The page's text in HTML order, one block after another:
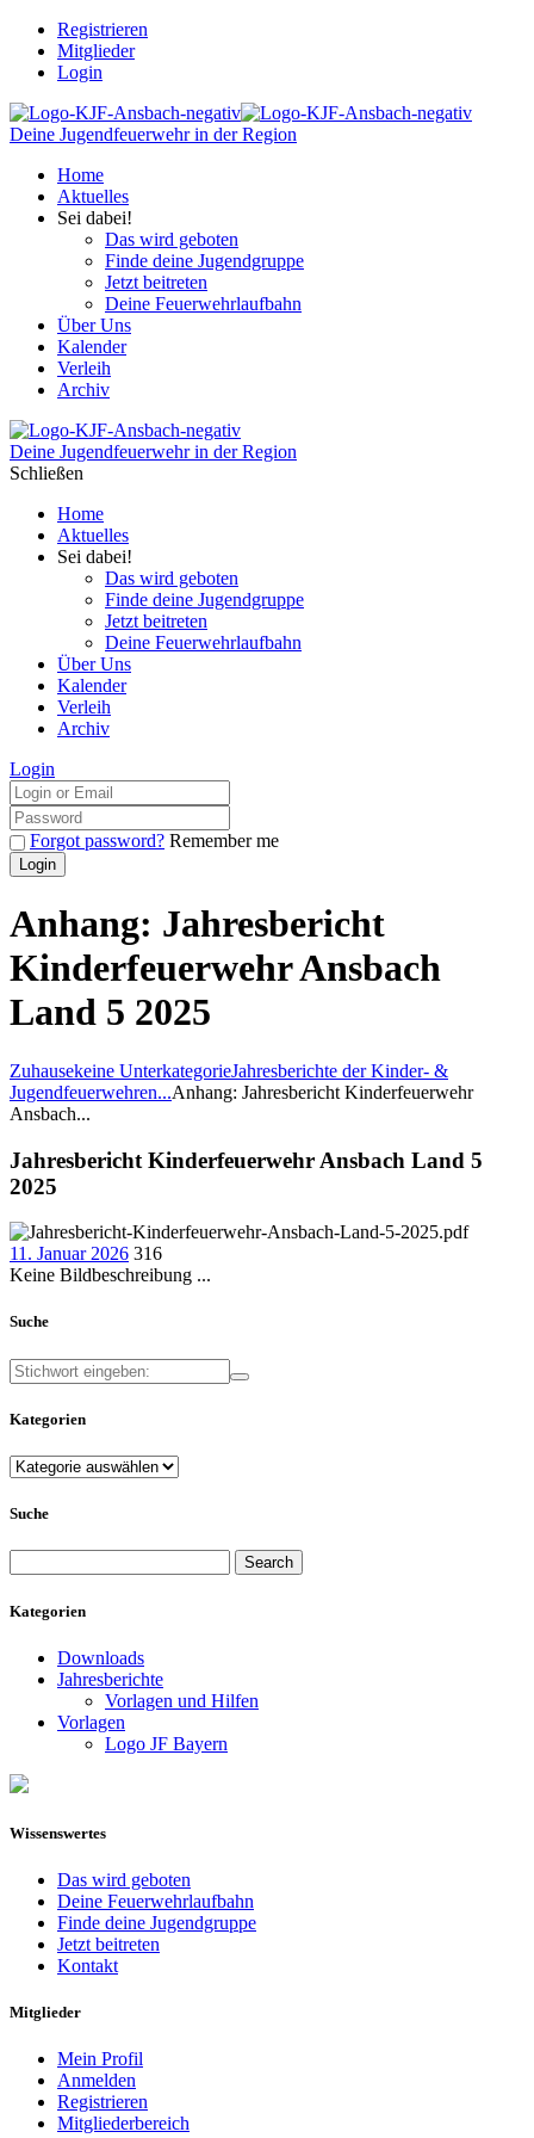
Registrieren
Mitglieder
Login
Deine Jugendfeuerwehr in der Region
Home
Aktuelles
Sei dabei!
Das wird geboten
Finde deine Jugendgruppe
Jetzt beitreten
Deine Feuerwehrlaufbahn
Über Uns
Kalender
Verleih
Archiv
Deine Jugendfeuerwehr in der Region
Schließen
Home
Aktuelles
Sei dabei!
Das wird geboten
Finde deine Jugendgruppe
Jetzt beitreten
Deine Feuerwehrlaufbahn
Über Uns
Kalender
Verleih
Archiv
Login
Forgot password? Remember me
Anhang: Jahresbericht
Kinderfeuerwehr Ansbach
Land 5 2025
Zuhausekeine UnterkategorieJahresberichte der Kinder- &
Jugendfeuerwehren...Anhang: Jahresbericht Kinderfeuerwehr
Ansbach...
Jahresbericht Kinderfeuerwehr Ansbach Land 5
2025
11. Januar 2026 316
Keine Bildbeschreibung ...
Suche
Kategorien
Kategorien
Suche
for:
Kategorien
Downloads
Jahresberichte
Vorlagen und Hilfen
Vorlagen
Logo JF Bayern
Wissenswertes
Das wird geboten
Deine Feuerwehrlaufbahn
Finde deine Jugendgruppe
Jetzt beitreten
Kontakt
Mitglieder
Mein Profil
Anmelden
Registrieren
Mitgliederbereich